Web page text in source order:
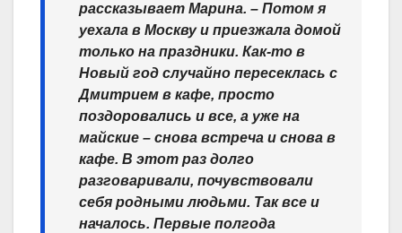
рассказывает Марина. – Потом я
уехала в Москву и приезжала домой
только на праздники. Как-то в
Новый год случайно пересеклась с
Дмитрием в кафе, просто
поздоровались и все, а уже на
майские – снова встреча и снова в
кафе. В этот раз долго
разговаривали, почувствовали
себя родными людьми. Так все и
началось. Первые полгода